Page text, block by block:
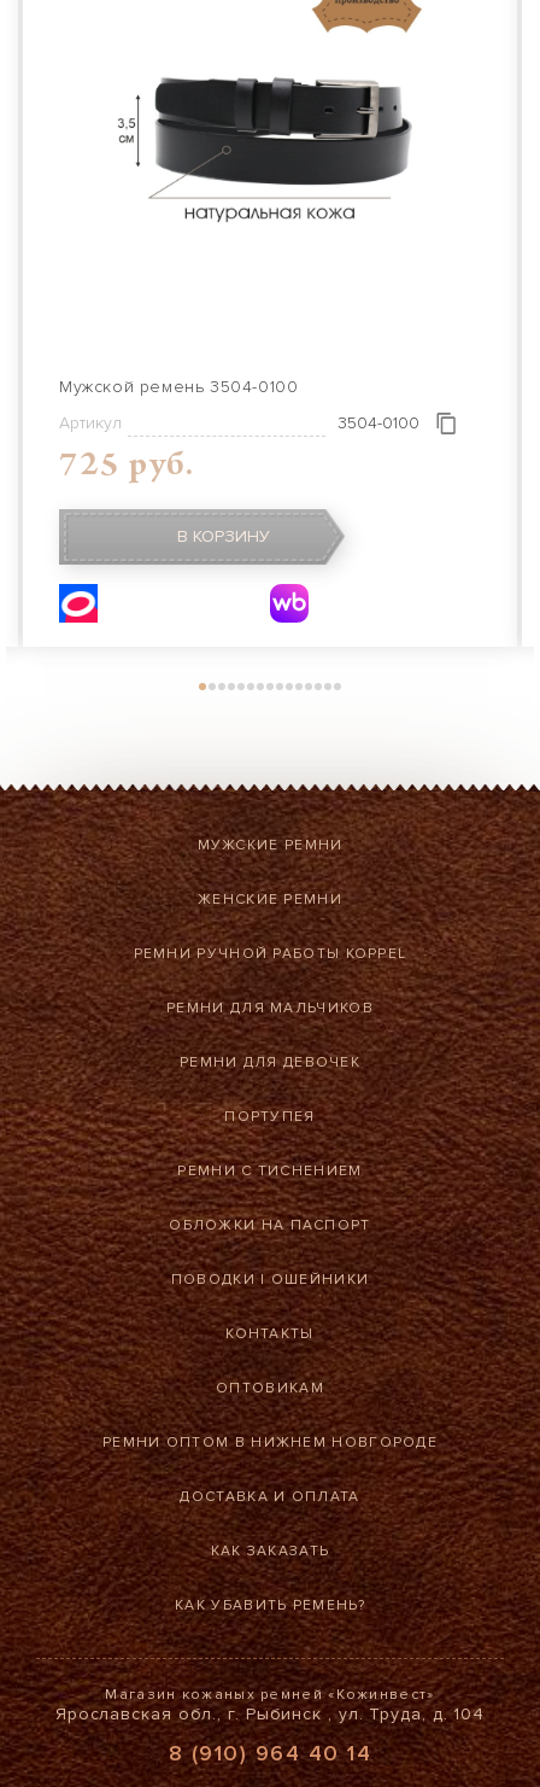
Мужской ремень 3504-0100
Артикул
3504-0100
725 руб.
В КОРЗИНУ
МУЖСКИЕ РЕМНИ
ЖЕНСКИЕ РЕМНИ
РЕМНИ РУЧНОЙ РАБОТЫ KOPPEL
РЕМНИ ДЛЯ МАЛЬЧИКОВ
РЕМНИ ДЛЯ ДЕВОЧЕК
ПОРТУПЕЯ
РЕМНИ С ТИСНЕНИЕМ
ОБЛОЖКИ НА ПАСПОРТ
ПОВОДКИ |ОШЕЙНИКИ
КОНТАКТЫ
ОПТОВИКАМ
РЕМНИ ОПТОМ В НИЖНЕМ НОВГОРОДЕ
ДОСТАВКА И ОПЛАТА
КАК ЗАКАЗАТЬ
КАК УБАВИТЬ РЕМЕНЬ?
Магазин кожаных ремней «Кожинвест»
Ярославская обл., г. Рыбинск , ул. Труда, д. 104
8 (910) 964 40 14